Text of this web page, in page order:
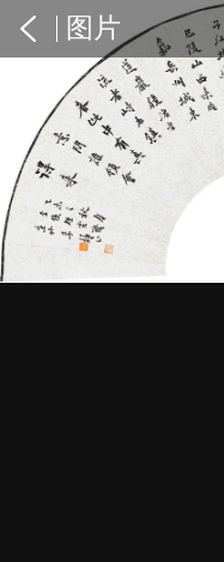
图片